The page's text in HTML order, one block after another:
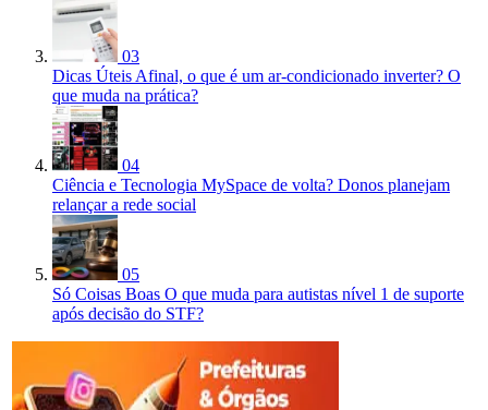
03
Dicas Úteis Afinal, o que é um ar-condicionado inverter? O
que muda na prática?
04
Ciência e Tecnologia MySpace de volta? Donos planejam
relançar a rede social
05
Só Coisas Boas O que muda para autistas nível 1 de suporte
após decisão do STF?